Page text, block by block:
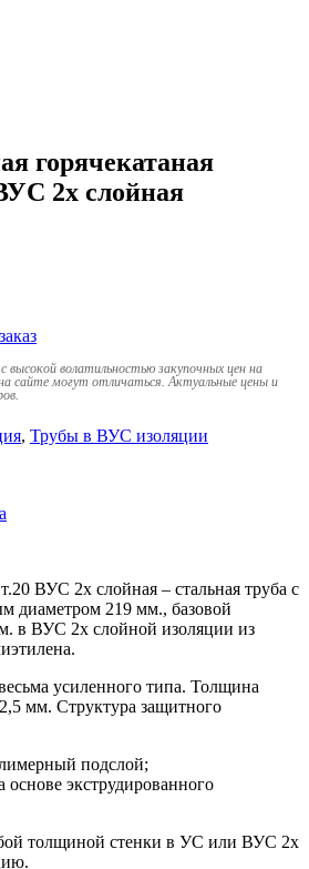
горячекатаная
2х слойная
волатильностью закупочных цен на
сайте могут отличаться. Актуальные цены и
, Трубы в ВУС изоляции
ВУС 2х слойная – стальная труба с
диаметром 219 мм., базовой
в ВУС 2х слойной изоляции из
усиленного типа. Толщина
мм. Структура защитного
подслой;
экструдированного
толщиной стенки в УС или ВУС 2х